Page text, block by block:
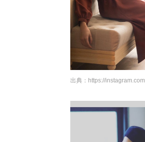
出典： https://instagram.com